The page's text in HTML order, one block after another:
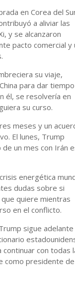
en Corea del
a aliviar las
y se alcanzaron
pacto comercial y
su viaje,
para dar
él, se resolvería en
su curso.
meses y un
El lunes, Trump
un mes con Irán
energética
dudas sobre si
quiere mientras
en el conflicto.
sigue adelante
continuar con todas
como presidente de